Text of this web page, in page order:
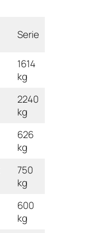
Serie
1614
kg
2240
kg
626
kg
750
kg
600
kg